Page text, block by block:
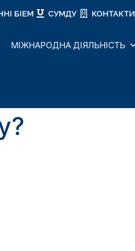
БІЕМ СУМДУ КОНТАКТИ
МІЖНАРОДНА ДІЯЛЬНІСТЬ